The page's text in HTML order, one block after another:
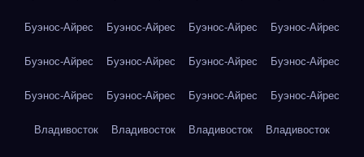
Буэнос-Айрес Буэнос-Айрес Буэнос-Айрес Буэнос-Айрес
Буэнос-Айрес Буэнос-Айрес Буэнос-Айрес Буэнос-Айрес
Буэнос-Айрес Буэнос-Айрес Буэнос-Айрес Буэнос-Айрес
Владивосток Владивосток Владивосток Владивосток